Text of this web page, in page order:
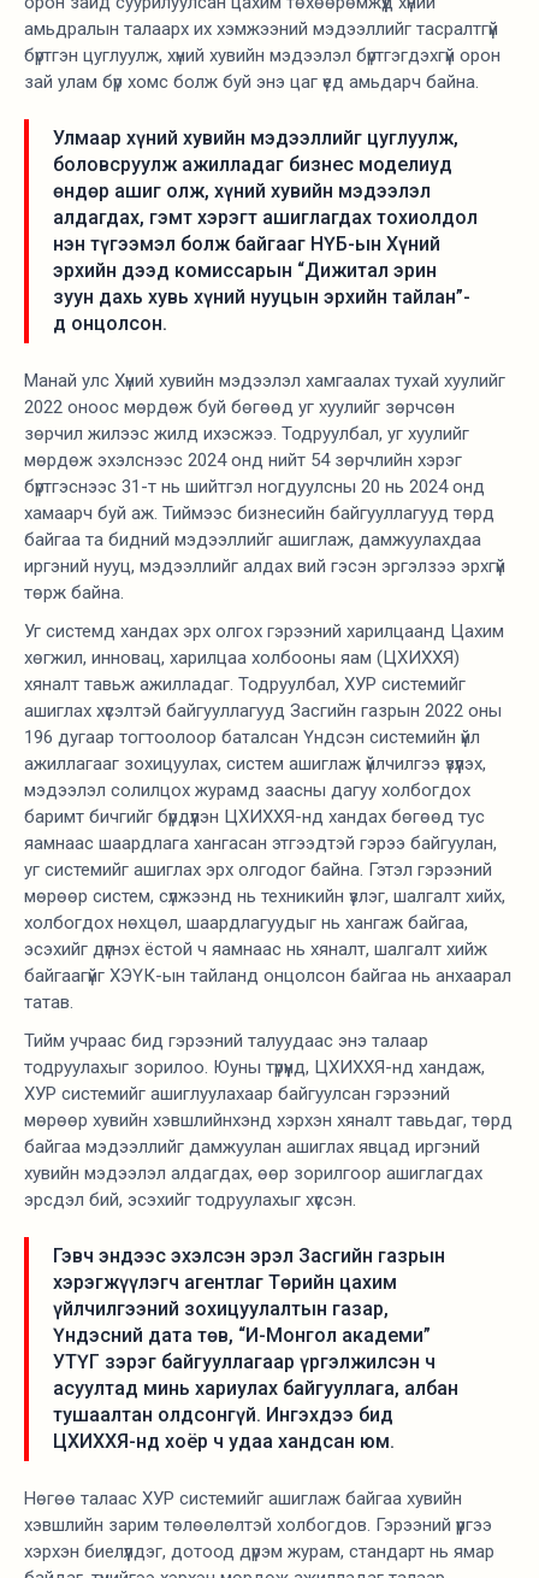
амьдралын талаарх их хэмжээний мэдээллийг тасралтгүй
бүртгэн цуглуулж, хүний хувийн мэдээлэл бүртгэгдэхгүй орон
зай улам бүр хомс болж буй энэ цаг үед амьдарч байна.
Улмаар хүний хувийн мэдээллийг цуглуулж,
боловсруулж ажилладаг бизнес моделиуд
өндөр ашиг олж, хүний хувийн мэдээлэл
алдагдах, гэмт хэрэгт ашиглагдах тохиолдол
нэн түгээмэл болж байгааг НҮБ-ын Хүний
эрхийн дээд комиссарын “Дижитал эрин
зуун дахь хувь хүний нууцын эрхийн тайлан”-
д онцолсон.
Манай улс Хүний хувийн мэдээлэл хамгаалах тухай хуулийг
2022 оноос мөрдөж буй бөгөөд уг хуулийг зөрчсөн
зөрчил жилээс жилд ихэсжээ. Тодруулбал, уг хуулийг
мөрдөж эхэлснээс 2024 онд нийт 54 зөрчлийн хэрэг
бүртгэснээс 31-т нь шийтгэл ногдуулсны 20 нь 2024 онд
хамаарч буй аж. Тиймээс бизнесийн байгууллагууд төрд
байгаа та бидний мэдээллийг ашиглаж, дамжуулахдаа
иргэний нууц, мэдээллийг алдах вий гэсэн эргэлзээ эрхгүй
төрж байна.
Уг системд хандах эрх олгох гэрээний харилцаанд Цахим
хөгжил, инновац, харилцаа холбооны яам (ЦХИХХЯ)
хяналт тавьж ажилладаг. Тодруулбал, ХУР системийг
ашиглах хүсэлтэй байгууллагууд Засгийн газрын 2022 оны
196 дугаар тогтоолоор баталсан Үндсэн системийн үйл
ажиллагааг зохицуулах, систем ашиглаж үйлчилгээ үзүүлэх,
мэдээлэл солилцох журамд заасны дагуу холбогдох
баримт бичгийг бүрдүүлэн ЦХИХХЯ-нд хандах бөгөөд тус
яамнаас шаардлага хангасан этгээдтэй гэрээ байгуулан,
уг системийг ашиглах эрх олгодог байна. Гэтэл гэрээний
мөрөөр систем, сүлжээнд нь техникийн үзлэг, шалгалт хийх,
холбогдох нөхцөл, шаардлагуудыг нь хангаж байгаа,
эсэхийг дүгнэх ёстой ч яамнаас нь хяналт, шалгалт хийж
байгаагүйг ХЭҮК-ын тайланд онцолсон байгаа нь анхаарал
татав.
Тийм учраас бид гэрээний талуудаас энэ талаар
тодруулахыг зорилоо. Юуны түрүүнд, ЦХИХХЯ-нд хандаж,
ХУР системийг ашиглуулахаар байгуулсан гэрээний
мөрөөр хувийн хэвшлийнхэнд хэрхэн хяналт тавьдаг, төрд
байгаа мэдээллийг дамжуулан ашиглах явцад иргэний
хувийн мэдээлэл алдагдах, өөр зорилгоор ашиглагдах
эрсдэл бий, эсэхийг тодруулахыг хүссэн.
Гэвч эндээс эхэлсэн эрэл Засгийн газрын
хэрэгжүүлэгч агентлаг Төрийн цахим
үйлчилгээний зохицуулалтын газар,
Үндэсний дата төв, “И-Монгол академи”
УТҮГ зэрэг байгууллагаар үргэлжилсэн ч
асуултад минь хариулах байгууллага, албан
тушаалтан олдсонгүй. Ингэхдээ бид
ЦХИХХЯ-нд хоёр ч удаа хандсан юм.
Нөгөө талаас ХУР системийг ашиглаж байгаа хувийн
хэвшлийн зарим төлөөлөлтэй холбогдов. Гэрээний үүргээ
хэрхэн биелүүлдэг, дотоод дүрэм журам, стандарт нь ямар